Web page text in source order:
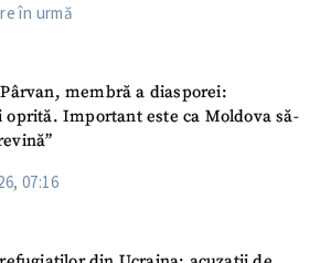
în urmă
membră a diasporei:
oprită. Important este ca Moldova să-
07:16
meu
personal